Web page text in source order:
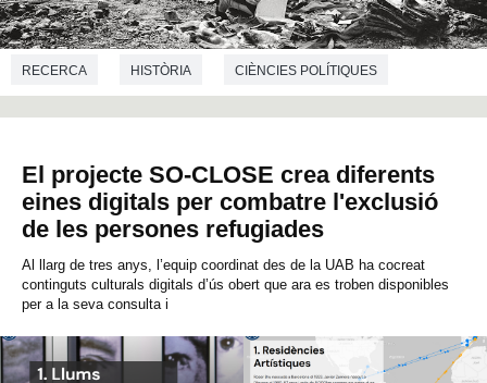
RECERCA HISTÒRIA CIÈNCIES POLÍTIQUES
El projecte SO-CLOSE crea diferents
eines digitals per combatre l'exclusió
de les persones refugiades
Al llarg de tres anys, l’equip coordinat des de la UAB ha cocreat
continguts culturals digitals d’ús obert que ara es troben disponibles
per a la seva consulta i